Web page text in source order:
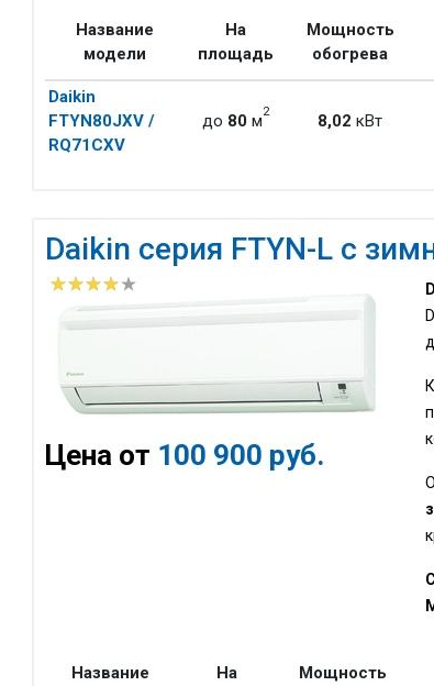
Название
модели
На
площадь
Мощность
обогрева
Daikin
FTYN80JXV /
RQ71CXV
до 80 м2 8,02 кВт
Daikin серия FTYN-L с
Цена от 100 900 руб.
Название
На
Мощность